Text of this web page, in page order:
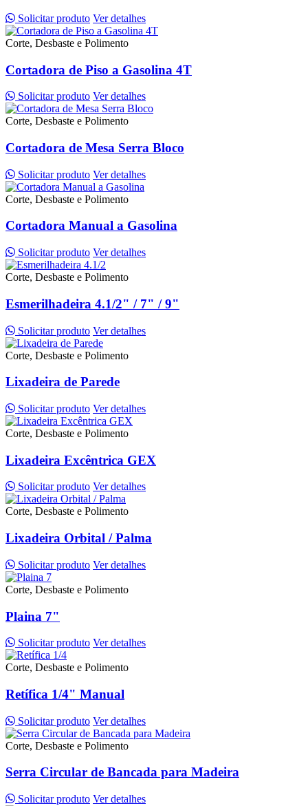
Solicitar produto Ver detalhes
Corte, Desbaste e Polimento
Cortadora de Piso a Gasolina 4T
Solicitar produto Ver detalhes
Corte, Desbaste e Polimento
Cortadora de Mesa Serra Bloco
Solicitar produto Ver detalhes
Corte, Desbaste e Polimento
Cortadora Manual a Gasolina
Solicitar produto Ver detalhes
Corte, Desbaste e Polimento
Esmerilhadeira 4.1/2" / 7" / 9"
Solicitar produto Ver detalhes
Corte, Desbaste e Polimento
Lixadeira de Parede
Solicitar produto Ver detalhes
Corte, Desbaste e Polimento
Lixadeira Excêntrica GEX
Solicitar produto Ver detalhes
Corte, Desbaste e Polimento
Lixadeira Orbital / Palma
Solicitar produto Ver detalhes
Corte, Desbaste e Polimento
Plaina 7"
Solicitar produto Ver detalhes
Corte, Desbaste e Polimento
Retífica 1/4" Manual
Solicitar produto Ver detalhes
Corte, Desbaste e Polimento
Serra Circular de Bancada para Madeira
Solicitar produto Ver detalhes